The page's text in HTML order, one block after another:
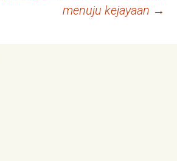
menuju kejayaan →